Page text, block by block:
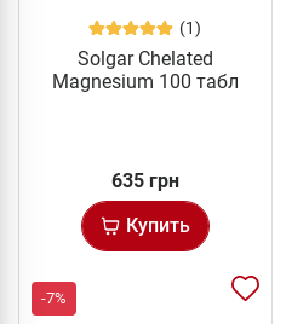
(1)
Solgar Chelated
Magnesium 100 табл
635 грн
Купить
-7%